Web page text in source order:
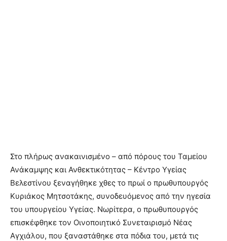
Στο πλήρως ανακαινισμένο – από πόρους του Ταμείου
Ανάκαμψης και Ανθεκτικότητας – Κέντρο Υγείας
Βελεστίνου ξεναγήθηκε χθες το πρωί ο πρωθυπουργός
Κυριάκος Μητσοτάκης, συνοδευόμενος από την ηγεσία
του υπουργείου Υγείας. Νωρίτερα, ο πρωθυπουργός
επισκέφθηκε τον Οινοποιητικό Συνεταιρισμό Νέας
Αγχιάλου, που ξαναστάθηκε στα πόδια του, μετά τις